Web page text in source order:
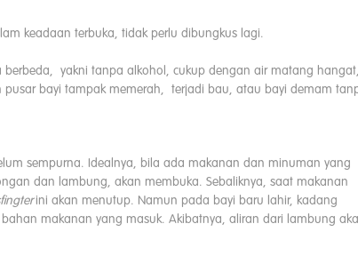
keadaan terbuka, tidak perlu dibungkus lagi.
yakni tanpa alkohol, cukup dengan air matang hangat,
bayi tampak memerah, terjadi bau, atau bayi demam
sempurna. Idealnya, bila ada makanan dan minuman yang
dan lambung, akan membuka. Sebaliknya, saat makanan
ini akan menutup. Namun pada bayi baru lahir, kadang
makanan yang masuk. Akibatnya, aliran dari lambung